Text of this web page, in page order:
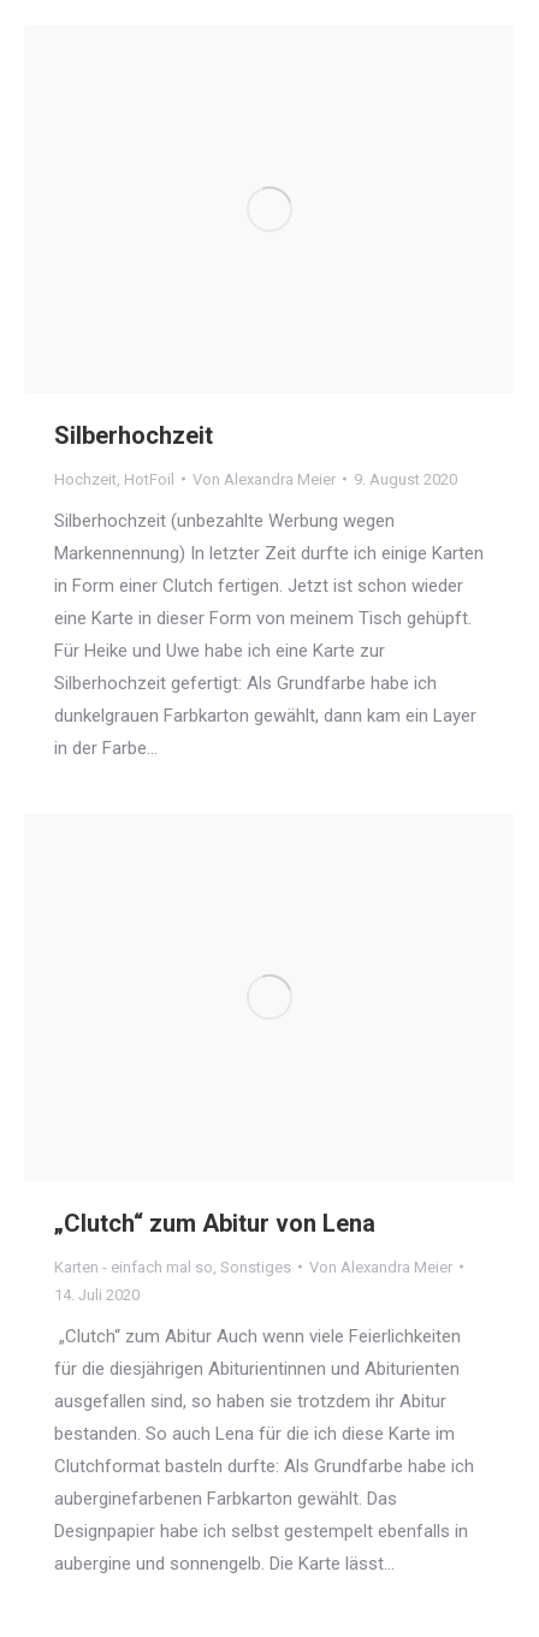
Silberhochzeit
Hochzeit HotFoil Von Alexandra Meier 9. August 2020
Silberhochzeit (unbezahlte Werbung wegen
Markennennung) In letzter Zeit durfte ich einige Karten
in Form einer Clutch fertigen. Jetzt ist schon wieder
eine Karte in dieser Form von meinem Tisch gehüpft.
Für Heike und Uwe habe ich eine Karte zur
Silberhochzeit gefertigt: Als Grundfarbe habe ich
dunkelgrauen Farbkarton gewählt, dann kam ein Layer
in der Farbe…
„Clutch“ zum Abitur von Lena
Karten - einfach mal so Sonstiges Von Alexandra Meier
14. Juli 2020
„Clutch“ zum Abitur Auch wenn viele Feierlichkeiten
für die diesjährigen Abiturientinnen und Abiturienten
ausgefallen sind, so haben sie trotzdem ihr Abitur
bestanden. So auch Lena für die ich diese Karte im
Clutchformat basteln durfte: Als Grundfarbe habe ich
auberginefarbenen Farbkarton gewählt. Das
Designpapier habe ich selbst gestempelt ebenfalls in
aubergine und sonnengelb. Die Karte lässt…